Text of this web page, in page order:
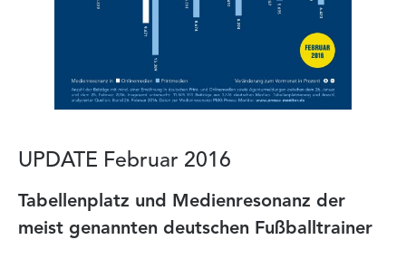
UPDATE Februar 2016
Tabellenplatz und Medienresonanz der
meist genannten deutschen Fußballtrainer